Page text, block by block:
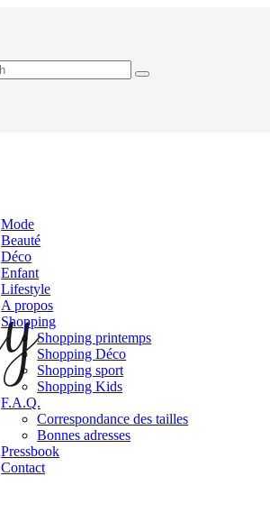
Mode
Beauté
Déco
Enfant
Lifestyle
A propos
Shopping
Shopping printemps
Shopping Déco
Shopping sport
Shopping Kids
F.A.Q.
Correspondance des tailles
Bonnes adresses
Pressbook
Contact